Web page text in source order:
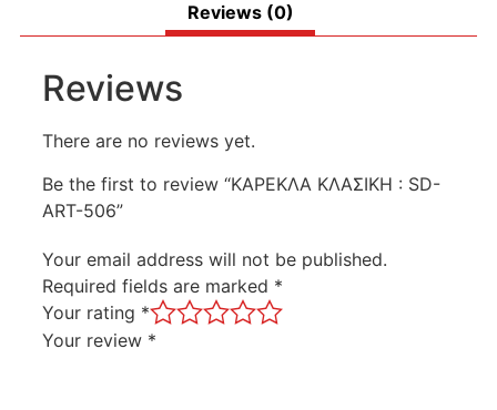
Reviews (0)
Reviews
There are no reviews yet.
Be the first to review “ΚΑΡΕΚΛΑ ΚΛΑΣΙΚΗ : SD-
ART-506”
Your email address will not be published.
Required fields are marked *
Your rating *
Your review *